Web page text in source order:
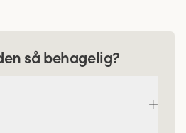
så behagelig?